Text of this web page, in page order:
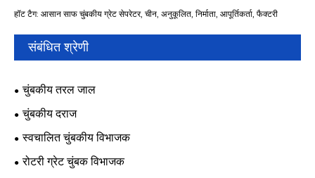
हॉट टैग: आसान साफ ​​चुंबकीय ग्रेट सेपरेटर, चीन, अनुकूलित, निर्माता, आपूर्तिकर्ता, फैक्टरी
संबंधित श्रेणी
चुंबकीय तरल जाल
चुंबकीय दराज
स्वचालित चुंबकीय विभाजक
रोटरी ग्रेट चुंबक विभाजक